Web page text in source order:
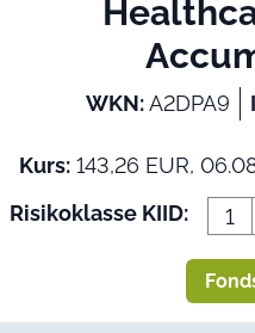
WKN:A2DPA9
Kurs:143,26 EUR,
Risikoklasse KIID:
1